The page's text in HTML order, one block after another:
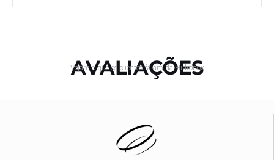
AVALIAÇÕES
Vejam o que os clientes falam da Hidronox